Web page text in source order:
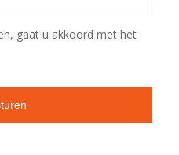
gaat u akkoord met het